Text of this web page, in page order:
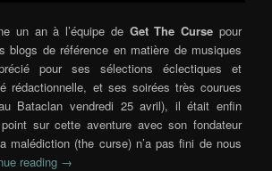
un an à l’équipe de Get The Curse pour
blogs de référence en matière de musiques
pour ses sélections éclectiques et
rédactionnelle, et ses soirées très courues
Bataclan vendredi 25 avril), il était enfin
sur cette aventure avec son fondateur
malédiction (the curse) n’a pas fini de nous
reading →